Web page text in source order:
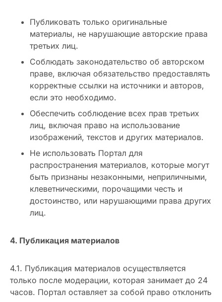
Публиковать только оригинальные
материалы, не нарушающие авторские права
третьих лиц.
Соблюдать законодательство об авторском
праве, включая обязательство предоставлять
корректные ссылки на источники и авторов,
если это необходимо.
Обеспечить соблюдение всех прав третьих
лиц, включая право на использование
изображений, текстов и других материалов.
Не использовать Портал для
распространения материалов, которые могут
быть признаны незаконными, неприличными,
клеветническими, порочащими честь и
достоинство, или нарушающими права других
лиц.
4. Публикация материалов
4.1. Публикация материалов осуществляется
только после модерации, которая занимает до 24
часов. Портал оставляет за собой право отклонить